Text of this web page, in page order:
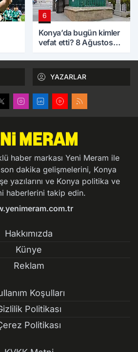
6
Konya’da bugün kimler
vefat etti? 8 Ağustos
YAZARLAR
haber markası Yeni Meram ile
dakika gelişmelerini, Konya
yazılarını ve Konya politika ve
haberlerini takip edin.
Hakkımızda
Künye
Reklam
Koşulları
Politikası
Politikası